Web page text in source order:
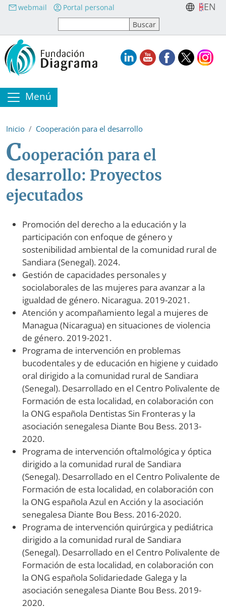
Pasar al contenido principal
webmail Portal personal EN
Menú
Inicio Cooperación para el desarrollo
Cooperación para el
desarrollo: Proyectos
ejecutados
Promoción del derecho a la educación y la
participación con enfoque de género y
sostenibilidad ambiental de la comunidad rural de
Sandiara (Senegal). 2024.
Gestión de capacidades personales y
sociolaborales de las mujeres para avanzar a la
igualdad de género. Nicaragua. 2019-2021.
Atención y acompañamiento legal a mujeres de
Managua (Nicaragua) en situaciones de violencia
de género. 2019-2021.
Programa de intervención en problemas
bucodentales y de educación en higiene y cuidado
oral dirigido a la comunidad rural de Sandiara
(Senegal). Desarrollado en el Centro Polivalente de
Formación de esta localidad, en colaboración con
la ONG española Dentistas Sin Fronteras y la
asociación senegalesa Diante Bou Bess. 2013-
2020.
Programa de intervención oftalmológica y óptica
dirigido a la comunidad rural de Sandiara
(Senegal). Desarrollado en el Centro Polivalente de
Formación de esta localidad, en colaboración con
la ONG española Azul en Acción y la asociación
senegalesa Diante Bou Bess. 2016-2020.
Programa de intervención quirúrgica y pediátrica
dirigido a la comunidad rural de Sandiara
(Senegal). Desarrollado en el Centro Polivalente de
Formación de esta localidad, en colaboración con
la ONG española Solidariedade Galega y la
asociación senegalesa Diante Bou Bess. 2019-
2020.